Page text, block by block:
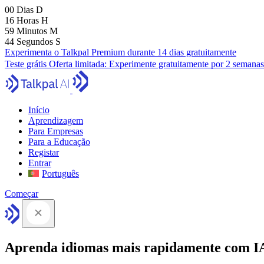
00 Dias D
16 Horas H
59 Minutos M
43 Segundos S
Experimenta o Talkpal Premium durante 14 dias gratuitamente
Teste grátis Oferta limitada: Experimente gratuitamente por 2 semanas
Início
Aprendizagem
Para Empresas
Para a Educação
Registar
Entrar
Português
Começar
Aprenda idiomas mais rapidamente com